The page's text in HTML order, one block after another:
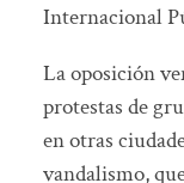
Internacional
La oposición
protestas de
en otras
vandalismo,